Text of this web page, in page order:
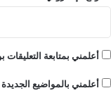
أعلمني بمتابعة التعليقات
أعلمني بالمواضيع